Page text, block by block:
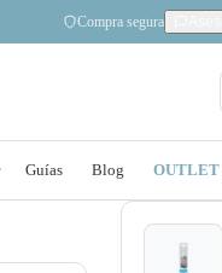
Compra segura
Guías Blog OUTLET